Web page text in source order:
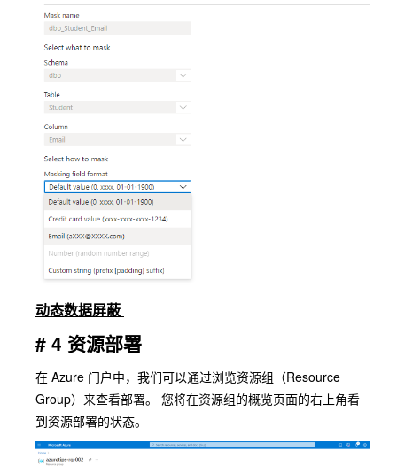
动态数据屏蔽
# 4 资源部署
在 Azure 门户中，我们可以通过浏览资源组（Resource
Group）来查看部署。 您将在资源组的概览页面的右上角看
到资源部署的状态。